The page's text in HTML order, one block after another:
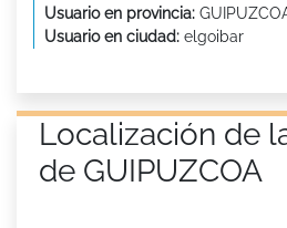
Usuario en provincia:
Usuario en ciudad: elgoibar
Localización de
de GUIPUZCOA